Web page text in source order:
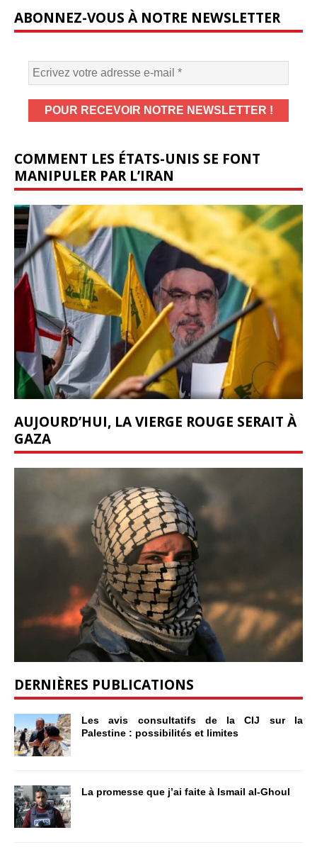
ABONNEZ-VOUS À NOTRE NEWSLETTER
COMMENT LES ÉTATS-UNIS SE FONT
MANIPULER PAR L’IRAN
AUJOURD’HUI, LA VIERGE ROUGE SERAIT À
GAZA
DERNIÈRES PUBLICATIONS
Les avis consultatifs de la CIJ sur la
Palestine : possibilités et limites
La promesse que j’ai faite à Ismail al-Ghoul